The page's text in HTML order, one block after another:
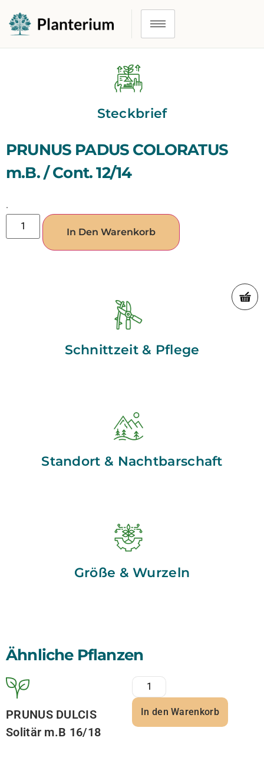
Steckbrief
PRUNUS PADUS COLORATUS
m.B. / Cont. 12/14
.
In Den Warenkorb
Schnittzeit & Pflege
Standort & Nachtbarschaft
Größe & Wurzeln
Ähnliche Pflanzen
PRUNUS DULCIS
Solitär m.B 16/18
In den Warenkorb